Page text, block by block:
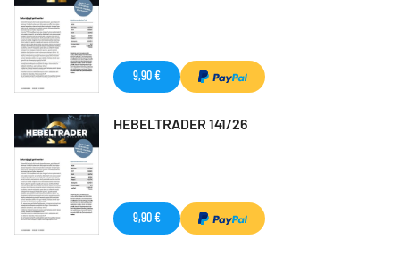
9,90 €
HEBELTRADER 141/26
9,90 €